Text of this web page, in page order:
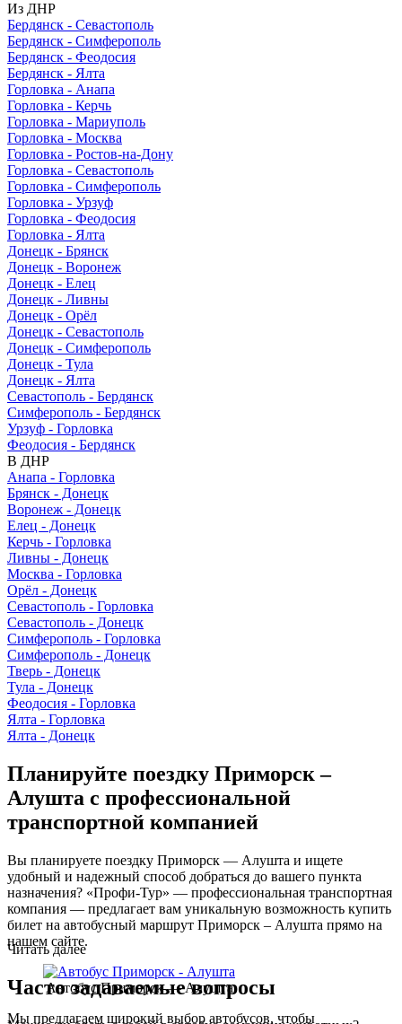
Из ДНР
Бердянск - Севастополь
Бердянск - Симферополь
Бердянск - Феодосия
Бердянск - Ялта
Горловка - Анапа
Горловка - Керчь
Горловка - Мариуполь
Горловка - Москва
Горловка - Ростов-на-Дону
Горловка - Севастополь
Горловка - Симферополь
Горловка - Урзуф
Горловка - Феодосия
Горловка - Ялта
Донецк - Брянск
Донецк - Воронеж
Донецк - Елец
Донецк - Ливны
Донецк - Орёл
Донецк - Севастополь
Донецк - Симферополь
Донецк - Тула
Донецк - Ялта
Севастополь - Бердянск
Симферополь - Бердянск
Урзуф - Горловка
Феодосия - Бердянск
В ДНР
Анапа - Горловка
Брянск - Донецк
Воронеж - Донецк
Елец - Донецк
Керчь - Горловка
Ливны - Донецк
Москва - Горловка
Орёл - Донецк
Севастополь - Горловка
Севастополь - Донецк
Симферополь - Горловка
Симферополь - Донецк
Тверь - Донецк
Тула - Донецк
Феодосия - Горловка
Ялта - Горловка
Ялта - Донецк
Планируйте поездку Приморск –
Алушта с профессиональной
транспортной компанией
Вы планируете поездку Приморск — Алушта и ищете
удобный и надежный способ добраться до вашего пункта
назначения? «Профи-Тур» — профессиональная транспортная
компания — предлагает вам уникальную возможность купить
билет на автобусный маршрут Приморск – Алушта прямо на
нашем сайте.
Автобус Приморск — Алушта
Мы предлагаем широкий выбор автобусов, чтобы
Читать далее
Часто задаваемые вопросы